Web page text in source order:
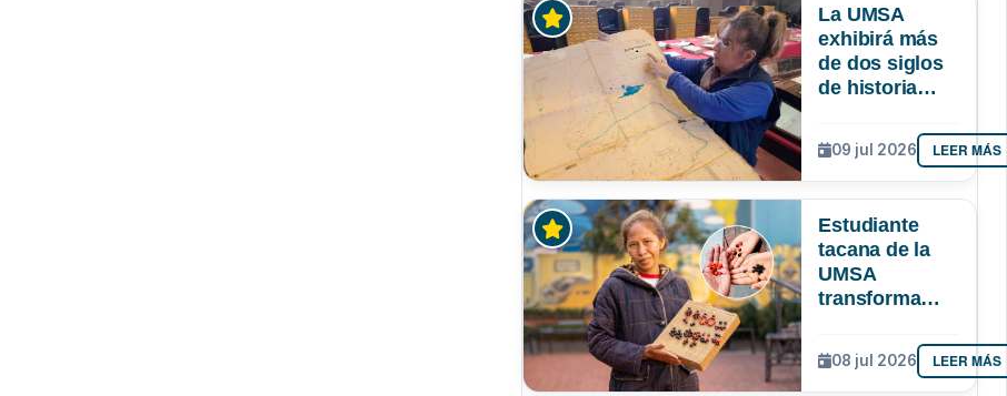
la respuesta
La UMSA
exhibirá más
de dos siglos
de historia
Larga Noche
de Museos
09 jul 2026 LEER MÁS
Estudiante
tacana de la
UMSA
transforma
amazónicas en
artesanías
08 jul 2026 LEER MÁS